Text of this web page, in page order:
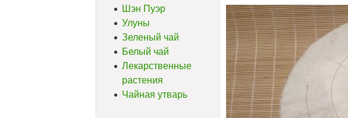
Шэн Пуэр
Улуны
Зеленый чай
Белый чай
Лекарственные
растения
Чайная утварь